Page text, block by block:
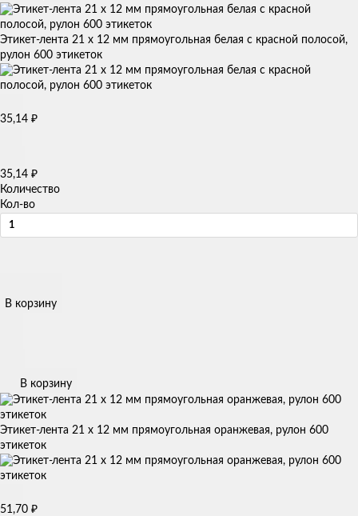
Этикет-лента 21 х 12 мм прямоугольная белая с красной полосой,
рулон 600 этикеток
35,14 ₽
35,14 ₽
Количество
Кол-во
В корзину
В корзину
Этикет-лента 21 х 12 мм прямоугольная оранжевая, рулон 600
этикеток
51,70 ₽